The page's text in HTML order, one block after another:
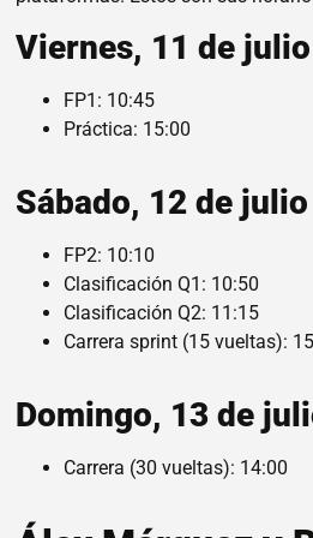
Viernes, 11 de julio
FP1: 10:45
Práctica: 15:00
Sábado, 12 de julio
FP2: 10:10
Clasificación Q1: 10:50
Clasificación Q2: 11:15
Carrera sprint (15 vueltas):
Domingo, 13 de
Carrera (30 vueltas): 14:00